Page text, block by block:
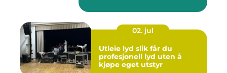
02. jul
Utleie lyd slik får du
profesjonell lyd uten å
kjøpe eget utstyr